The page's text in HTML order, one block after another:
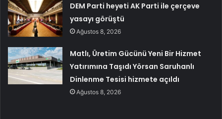
DEM Parti heyeti AK Parti ile çerçeve
yasayı görüştü
Ağustos 8, 2026
Matlı, Üretim Gücünü Yeni Bir Hizmet
Yatırımına Taşıdı Yörsan Saruhanlı
Dinlenme Tesisi hizmete açıldı
Ağustos 8, 2026